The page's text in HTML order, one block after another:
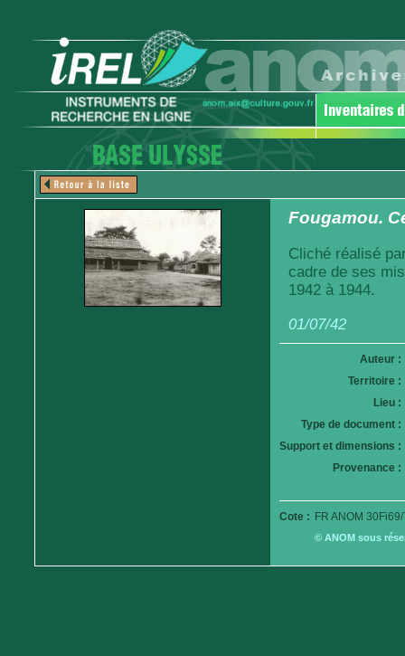
Fougamou.
Cliché réalisé
cadre de ses
1942 à 1944.
01/07/42
Auteur :
Territoire :
Lieu :
Type de document :
Support et dimensions :
Provenance :
Cote : FR ANOM
© ANOM sous